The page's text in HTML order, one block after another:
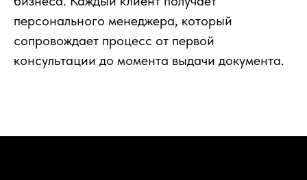
персонального менеджера, который
сопровождает процесс от первой
консультации до момента выдачи документа.